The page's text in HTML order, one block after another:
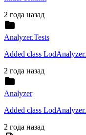
2 года назад
Analyzer.Tests
Added class LodAnalyzer.
2 года назад
Analyzer
Added class LodAnalyzer.
2 года назад